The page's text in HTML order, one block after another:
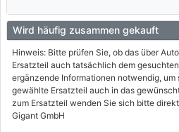
Wird häufig zusammen gekauft
Hinweis: Bitte prüfen Sie, ob das über
Ersatzteil auch tatsächlich dem
ergänzende Informationen notwendig,
gewählte Ersatzteil auch in das
zum Ersatzteil wenden Sie sich bitte
Gigant GmbH